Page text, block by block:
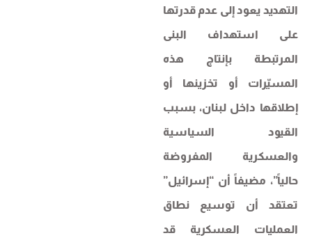
التهديد يعود إلى عدم قدرتها
على استهداف البنى
المرتبطة بإنتاج هذه
المسيّرات أو تخزينها أو
إطلاقها داخل لبنان، بسبب
القيود السياسية
والعسكرية المفروضة
حالياً”، مضيفاً أن “إسرائيل”
تعتقد أن توسيع نطاق
العمليات العسكرية قد